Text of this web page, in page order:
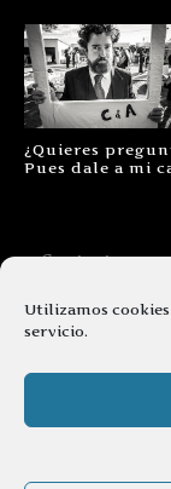
Utilizamos
servicio.
¿Quieres
Pues dale a mi
Contacto
Aviso legal